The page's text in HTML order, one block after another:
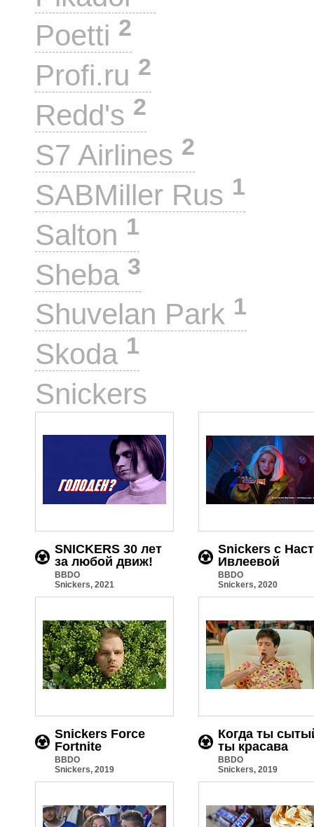
Poetti 2
Profi.ru 2
Redd's 2
S7 Airlines 2
SABMiller Rus 1
Salton 1
Sheba 3
Shuvelan Park 1
Skoda 1
Snickers
SNICKERS 30 лет
за любой движ!
BBDO
Snickers, 2021
Snickers с
Ивлеевой
BBDO
Snickers, 2020
Snickers Force
Fortnite
BBDO
Snickers, 2019
Когда ты
ты красава
BBDO
Snickers, 2019